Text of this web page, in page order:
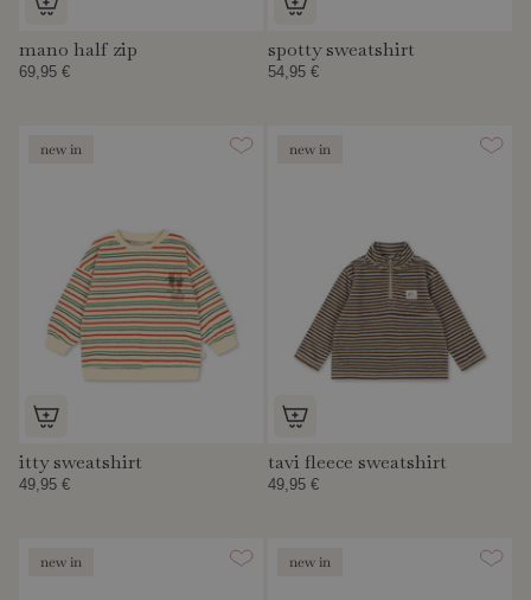
mano half zip
69,95 €
spotty sweatshirt
54,95 €
new in
itty sweatshirt
49,95 €
new in
tavi fleece sweatshirt
49,95 €
new in new in